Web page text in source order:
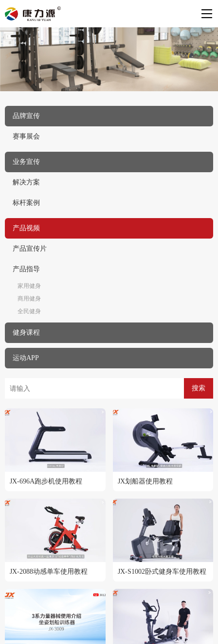
品牌宣传
赛事展会
业务宣传
解决方案
标杆案例
产品视频
产品宣传片
产品指导
家用健身
商用健身
全民健身
健身课程
运动APP
搜索
JX-696A跑步机使用教程 JX划船器使用教程
JX-2088动感单车使用教程 JX-S1002卧式健身车使用教程